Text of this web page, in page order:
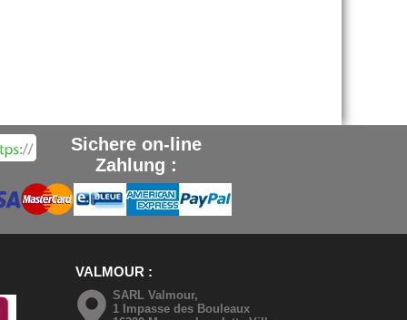
Sichere on-line
Zahlung :
VALMOUR
SARL Valmour,
1 Impasse des Bouleaux